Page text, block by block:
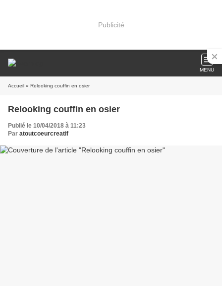
Publicité
MENU
Accueil » Relooking couffin en osier
Relooking couffin en osier
Publié le 10/04/2018 à 11:23
Par atoutcoeurcreatif